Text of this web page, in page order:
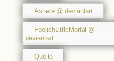
Ashere @ deviantart
FoolishLittleMortal @
deviantart
Quelle